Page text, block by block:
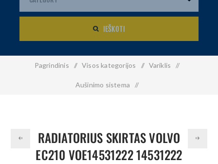
IEŠKOTI
Pagrindinis / Visos kategorijos / Variklis /
Aušinimo sistema /
RADIATORIUS SKIRTAS VOLVO
EC210 VOE14531222 14531222